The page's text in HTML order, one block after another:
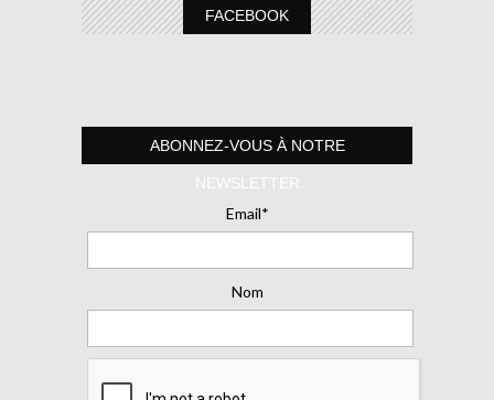
FACEBOOK
ABONNEZ-VOUS À NOTRE
NEWSLETTER
Email*
Nom